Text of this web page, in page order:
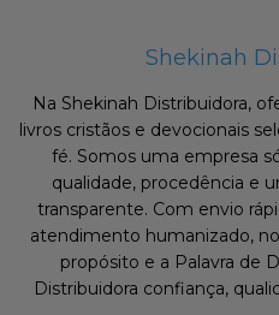
Shekinah
Na Shekinah Distribuidora,
livros cristãos e devocionais
fé. Somos uma empresa
qualidade, procedência e
transparente. Com envio
atendimento humanizado,
propósito e a Palavra de
Distribuidora confiança,